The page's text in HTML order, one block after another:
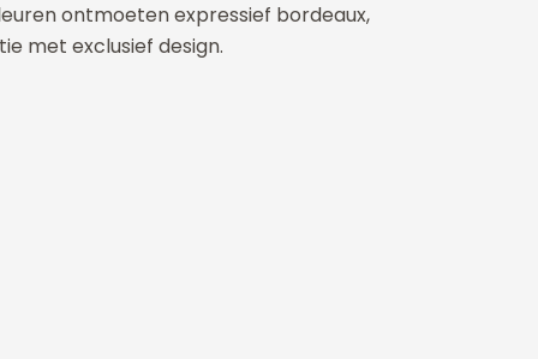
ontmoeten expressief bordeaux,
met exclusief design.